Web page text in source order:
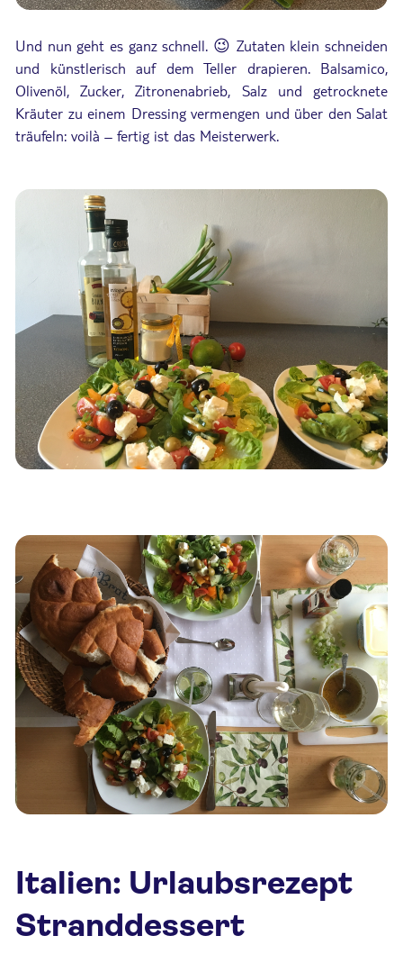
Und nun geht es ganz schnell. 😉 Zutaten klein schneiden
und künstlerisch auf dem Teller drapieren. Balsamico,
Olivenöl, Zucker, Zitronenabrieb, Salz und getrocknete
Kräuter zu einem Dressing vermengen und über den Salat
träufeln: voilà – fertig ist das Meisterwerk.
Italien: Urlaubsrezept
Stranddessert